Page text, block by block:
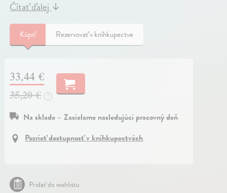
Čítať ďalej↓
Kúpiť Rezervovať v kníhkupectve
33,44 €
35,20 €
?
Na sklade – Zasielame nasledujúci pracovný deň
Pozrieť dostupnosť v kníhkupectvách
Pridať do wishlistu